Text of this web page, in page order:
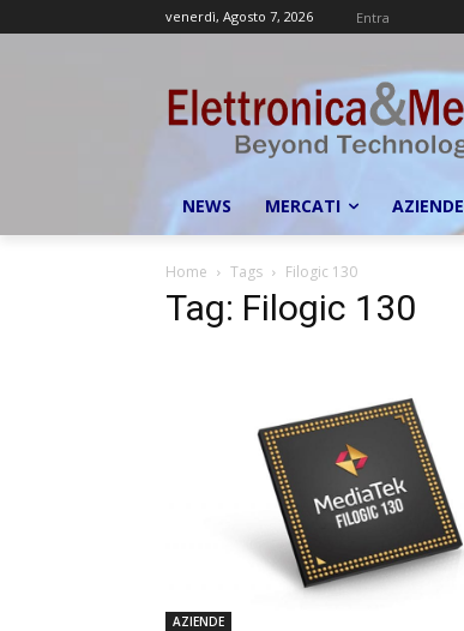
venerdì, Agosto 7, 2026 Entra
NEWS MERCATI AZIENDE
Home Tags Filogic 130
Tag: Filogic 130
AZIENDE